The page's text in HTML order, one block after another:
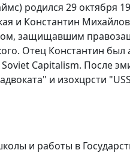
родился 29 октября
и Константин
защищавшим
Отец Константин был
Capitalism. После
и изохцрсти
и работы в